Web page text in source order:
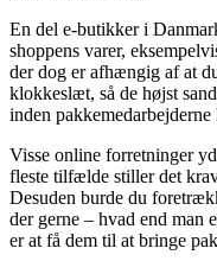
En del e-butikker i
shoppens varer,
der dog er afhængig af at
klokkeslæt, så de højst
inden
Visse online forretninger
fleste tilfælde stiller det
Desuden burde du
der gerne – hvad end man
er at få dem til at bringe